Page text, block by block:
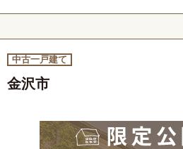
中古一戸建て
金沢市